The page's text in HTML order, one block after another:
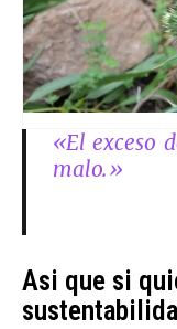
«El exceso
malo.»
Asi que si